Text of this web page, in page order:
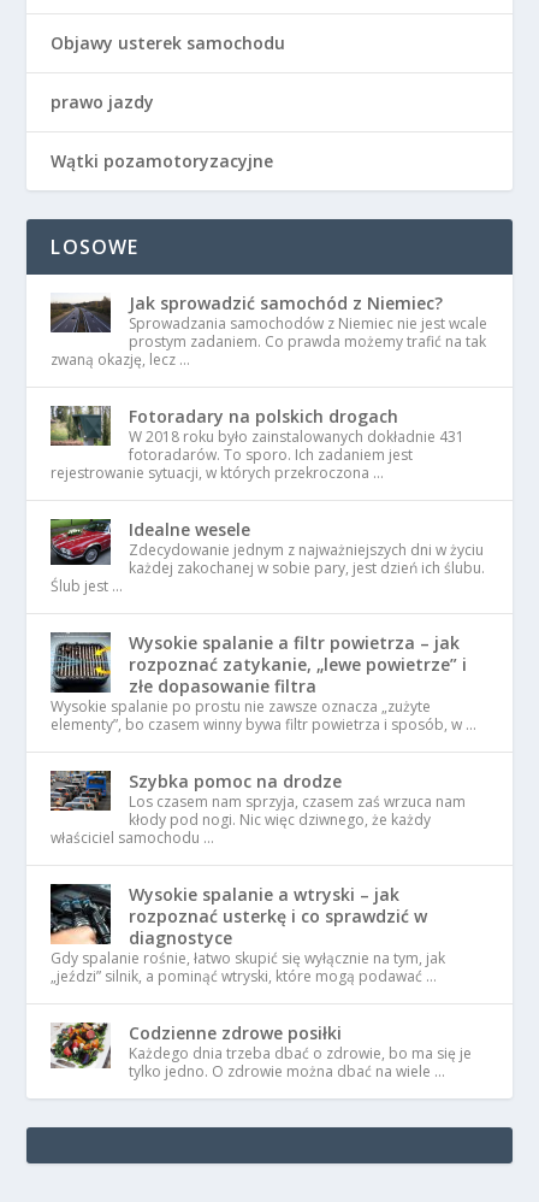
Objawy usterek samochodu
prawo jazdy
Wątki pozamotoryzacyjne
LOSOWE
Jak sprowadzić samochód z Niemiec?
Sprowadzania samochodów z Niemiec nie jest wcale
prostym zadaniem. Co prawda możemy trafić na tak
zwaną okazję, lecz …
Fotoradary na polskich drogach
W 2018 roku było zainstalowanych dokładnie 431
fotoradarów. To sporo. Ich zadaniem jest
rejestrowanie sytuacji, w których przekroczona …
Idealne wesele
Zdecydowanie jednym z najważniejszych dni w życiu
każdej zakochanej w sobie pary, jest dzień ich ślubu.
Ślub jest …
Wysokie spalanie a filtr powietrza – jak
rozpoznać zatykanie, „lewe powietrze” i
złe dopasowanie filtra
Wysokie spalanie po prostu nie zawsze oznacza „zużyte
elementy”, bo czasem winny bywa filtr powietrza i sposób, w …
Szybka pomoc na drodze
Los czasem nam sprzyja, czasem zaś wrzuca nam
kłody pod nogi. Nic więc dziwnego, że każdy
właściciel samochodu …
Wysokie spalanie a wtryski – jak
rozpoznać usterkę i co sprawdzić w
diagnostyce
Gdy spalanie rośnie, łatwo skupić się wyłącznie na tym, jak
„jeździ” silnik, a pominąć wtryski, które mogą podawać …
Codzienne zdrowe posiłki
Każdego dnia trzeba dbać o zdrowie, bo ma się je
tylko jedno. O zdrowie można dbać na wiele …